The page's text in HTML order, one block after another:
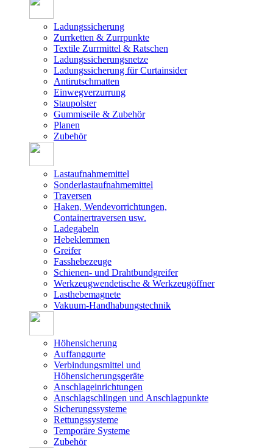
Ladungssicherung
Zurrketten & Zurrpunkte
Textile Zurrmittel & Ratschen
Ladungssicherungsnetze
Ladungssicherung für Curtainsider
Antirutschmatten
Einwegverzurrung
Staupolster
Gummiseile & Zubehör
Planen
Zubehör
Lastaufnahmemittel
Sonderlastaufnahmemittel
Traversen
Haken, Wendevorrichtungen,
Containertraversen usw.
Ladegabeln
Hebeklemmen
Greifer
Fasshebezeuge
Schienen- und Drahtbundgreifer
Werkzeugwendetische & Werkzeugöffner
Lasthebemagnete
Vakuum-Handhabungstechnik
Höhensicherung
Auffanggurte
Verbindungsmittel und
Höhensicherungsgeräte
Anschlageinrichtungen
Anschlagschlingen und Anschlagpunkte
Sicherungssysteme
Rettungssysteme
Temporäre Systeme
Zubehör